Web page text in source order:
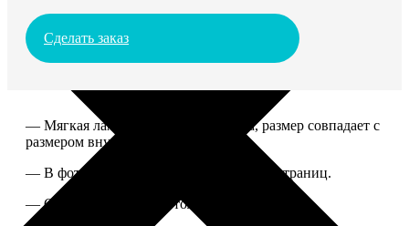
Сделать заказ
— Мягкая ламинированная обложка, размер совпадает с
размером внутреннего блока.
— В фотокниге может быть от 10 до 50 страниц.
— Страницы плотные, толщина 1 мм.